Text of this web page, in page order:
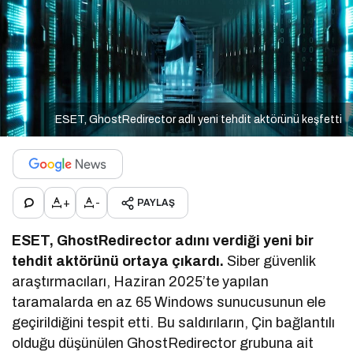
ESET, GhostRedirector adlı yeni tehdit aktörünü keşfetti
+ - PAYLAŞ
ESET, GhostRedirector adını verdiği yeni bir
tehdit aktörünü ortaya çıkardı. Siber güvenlik
araştırmacıları, Haziran 2025’te yapılan
taramalarda en az 65 Windows sunucusunun ele
geçirildiğini tespit etti. Bu saldırıların, Çin bağlantılı
olduğu düşünülen GhostRedirector grubuna ait